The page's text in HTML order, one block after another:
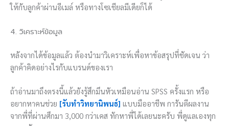
ให้กับลูกค้าผ่านอีเมล์ หรือทางโซเชียลมีเดียก็ได้
4. วิเคราะห์ข้อมูล
หลังจากได้ข้อมูลแล้ว ต้องนำมาวิเคราะห์เพื่อหาข้อสรุปที่ชัดเจน ว่า
ลูกค้าคิดอย่างไรกับแบรนด์ของเรา
ถ้าอ่านมาถึงตรงนี้แล้วยังรู้สึกมึนหัวเหมือนอ่าน SPSS ครั้งแรก หรือ
อยากหาคนช่วย [รับทำวิทยานิพนธ์] แบบมืออาชีพ การันตีผลงาน
จากพี่ที่ผ่านศึกมา 3,000 กว่าเคส ทักหาพี่ได้เลยนะครับ พี่ดูแลเองทุก